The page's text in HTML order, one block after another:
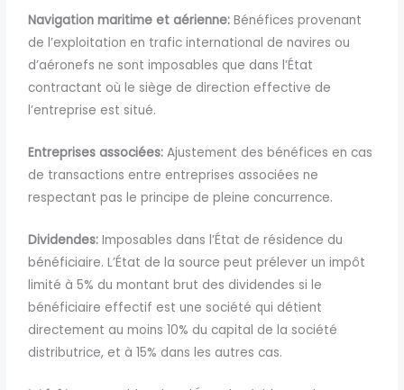
Navigation maritime et aérienne: Bénéfices provenant
de l’exploitation en trafic international de navires ou
d’aéronefs ne sont imposables que dans l’État
contractant où le siège de direction effective de
l’entreprise est situé.
Entreprises associées: Ajustement des bénéfices en cas
de transactions entre entreprises associées ne
respectant pas le principe de pleine concurrence.
Dividendes: Imposables dans l’État de résidence du
bénéficiaire. L’État de la source peut prélever un impôt
limité à 5% dumontant brut des dividendes si le
bénéficiaire effectif est une société qui détient
directement au moins 10% du capital de la société
distributrice, et à 15% dans les autres cas.